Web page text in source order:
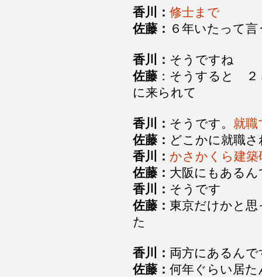
香川： 修士まで
佐藤： ６年いたって
香川： そうですね
佐藤 ：そうすると
に来られて
香川： そうです。 就
佐藤： どこかに就職
香川： かさかくら建築
佐藤： 大阪にもある
香川： そうです
佐藤： 東京だけかと思
た
香川： 両方にあるん
佐藤： 何年ぐらい居た